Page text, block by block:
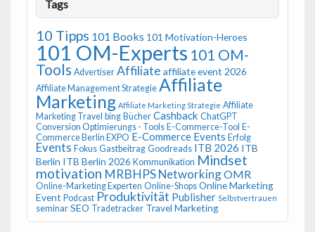
Tags
10 Tipps 101 Books 101 Motivation-Heroes
101 OM-Experts 101 OM-
Tools Advertiser Affiliate affiliate event 2026
Affiliate Management Strategie Affiliate
Marketing Affiliate Marketing Strategie Affiliate
Marketing Travel bing Bücher Cashback ChatGPT
Conversion Optimierungs - Tools E-Commerce-Tool E-
Commerce Berlin EXPO E-Commerce Events Erfolg
Events Fokus Gastbeitrag Goodreads ITB 2026 ITB
Berlin ITB Berlin 2026 Kommunikation Mindset
motivation MRBHPSNetworkingOMR
Online-Marketing Experten Online-Shops Online Marketing
Event Podcast Produktivität Publisher Selbstvertrauen
seminar SEO Tradetracker Travel Marketing